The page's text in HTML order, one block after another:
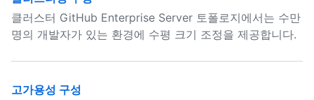
클러스터 GitHub Enterprise Server 토폴로지에서는 수만
명의 개발자가 있는 환경에 수평 크기 조정을 제공합니다.
고가용성 구성